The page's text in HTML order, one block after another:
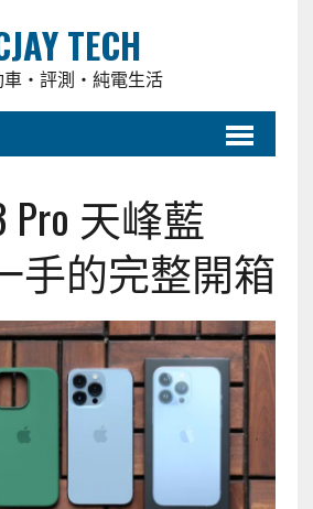
TECH
車・評測・純電生活
Pro 天峰藍
手的完整開箱